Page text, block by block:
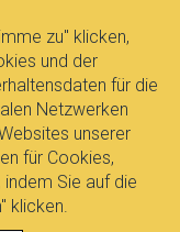
zu" klicken,
und der
für die
Netzwerken
unserer
für Cookies,
indem Sie auf die
klicken.